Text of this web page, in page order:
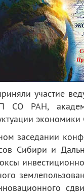
участие
СО РАН,
заседании
Сибири и